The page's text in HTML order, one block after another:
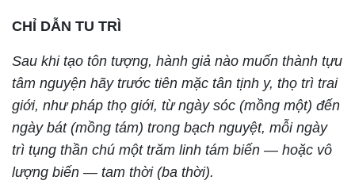
CHỈ DẪN TU TRÌ
Sau khi tạo tôn tượng, hành giả nào muốn thành tựu
tâm nguyện hãy trước tiên mặc tân tịnh y, thọ trì trai
giới, như pháp thọ giới, từ ngày sóc (mồng một) đến
ngày bát (mồng tám) trong bạch nguyệt, mỗi ngày
trì tụng thần chú một trăm linh tám biến — hoặc vô
lượng biến — tam thời (ba thời).